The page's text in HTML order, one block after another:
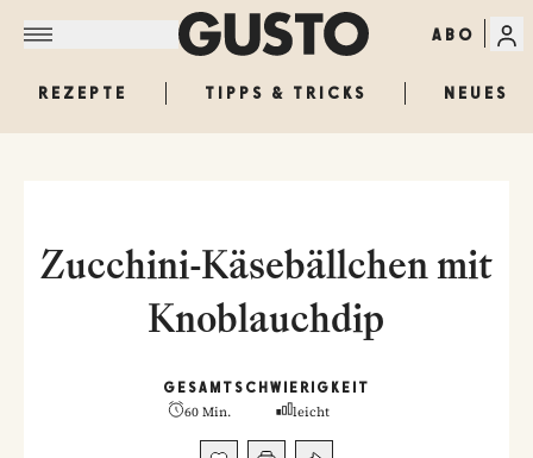
ABO
REZEPTE TIPPS & TRICKS NEUES
Zucchini-Käsebällchen mit
Knoblauchdip
GESAMT
60 Min.
SCHWIERIGKEIT
leicht